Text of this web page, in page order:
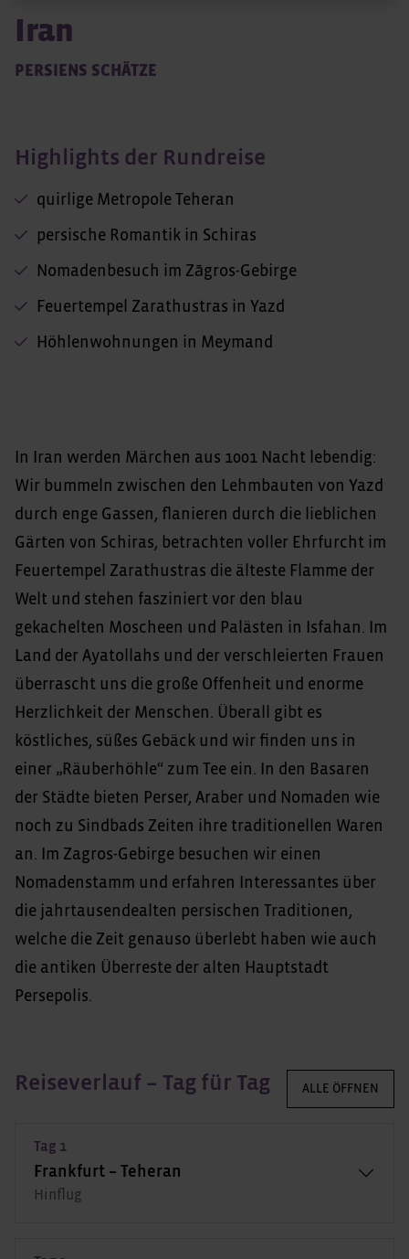
Iran
PERSIENS SCHÄTZE
Highlights der Rundreise
quirlige Metropole Teheran
persische Romantik in Schiras
Nomadenbesuch im Zāgros-Gebirge
Feuertempel Zarathustras in Yazd
Höhlenwohnungen in Meymand
In Iran werden Märchen aus 1001 Nacht lebendig:
Wir bummeln zwischen den Lehmbauten von Yazd
durch enge Gassen, flanieren durch die lieblichen
Gärten von Schiras, betrachten voller Ehrfurcht im
Feuertempel Zarathustras die älteste Flamme der
Welt und stehen fasziniert vor den blau
gekachelten Moscheen und Palästen in Isfahan. Im
Land der Ayatollahs und der verschleierten Frauen
überrascht uns die große Offenheit und enorme
Herzlichkeit der Menschen. Überall gibt es
köstliches, süßes Gebäck und wir finden uns in
einer „Räuberhöhle“ zum Tee ein. In den Basaren
der Städte bieten Perser, Araber und Nomaden wie
noch zu Sindbads Zeiten ihre traditionellen Waren
an. Im Zagros-Gebirge besuchen wir einen
Nomadenstamm und erfahren Interessantes über
die jahrtausendealten persischen Traditionen,
welche die Zeit genauso überlebt haben wie auch
die antiken Überreste der alten Hauptstadt
Persepolis.
Reiseverlauf – Tag für Tag ALLE ÖFFNEN
Tag 1
Frankfurt – Teheran
Hinflug